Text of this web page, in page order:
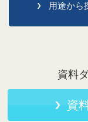
用途から
資料
資